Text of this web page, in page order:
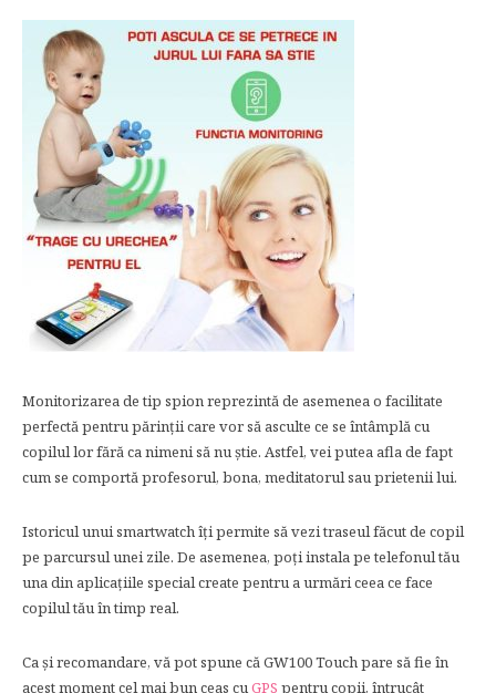
Monitorizarea de tip spion reprezintă de asemenea o facilitate
perfectă pentru părinții care vor să asculte ce se întâmplă cu
copilul lor fără ca nimeni să nu știe. Astfel, vei putea afla de fapt
cum se comportă profesorul, bona, meditatorul sau prietenii lui.
Istoricul unui smartwatch îți permite să vezi traseul făcut de copil
pe parcursul unei zile. De asemenea, poți instala pe telefonul tău
una din aplicațiile special create pentru a urmări ceea ce face
copilul tău în timp real.
Ca și recomandare, vă pot spune că GW100 Touch pare să fie în
acest moment cel mai bun ceas cuGPS pentru copii, întrucât